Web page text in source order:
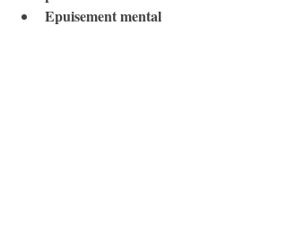
Epuisement mental